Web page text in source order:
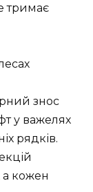
тримає
знос
у важелях
рядків.
а кожен